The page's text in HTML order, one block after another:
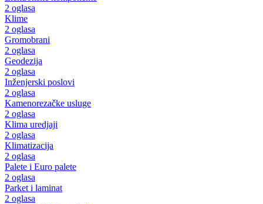
2 oglasa
Klime
2 oglasa
Gromobrani
2 oglasa
Geodezija
2 oglasa
Inženjerski poslovi
2 oglasa
Kamenorezačke usluge
2 oglasa
Klima uredjaji
2 oglasa
Klimatizacija
2 oglasa
Palete i Euro palete
2 oglasa
Parket i laminat
2 oglasa